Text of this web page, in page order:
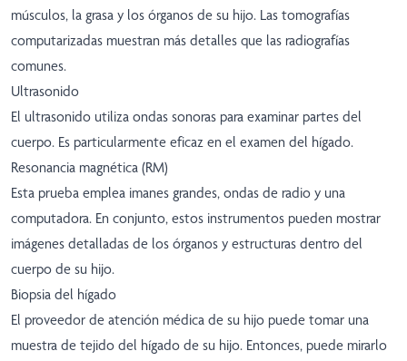
músculos, la grasa y los órganos de su hijo. Las tomografías
computarizadas muestran más detalles que las radiografías
comunes.
Ultrasonido
El ultrasonido utiliza ondas sonoras para examinar partes del
cuerpo. Es particularmente eficaz en el examen del hígado.
Resonancia magnética (RM)
Esta prueba emplea imanes grandes, ondas de radio y una
computadora. En conjunto, estos instrumentos pueden mostrar
imágenes detalladas de los órganos y estructuras dentro del
cuerpo de su hijo.
Biopsia del hígado
El proveedor de atención médica de su hijo puede tomar una
muestra de tejido del hígado de su hijo. Entonces, puede mirarlo